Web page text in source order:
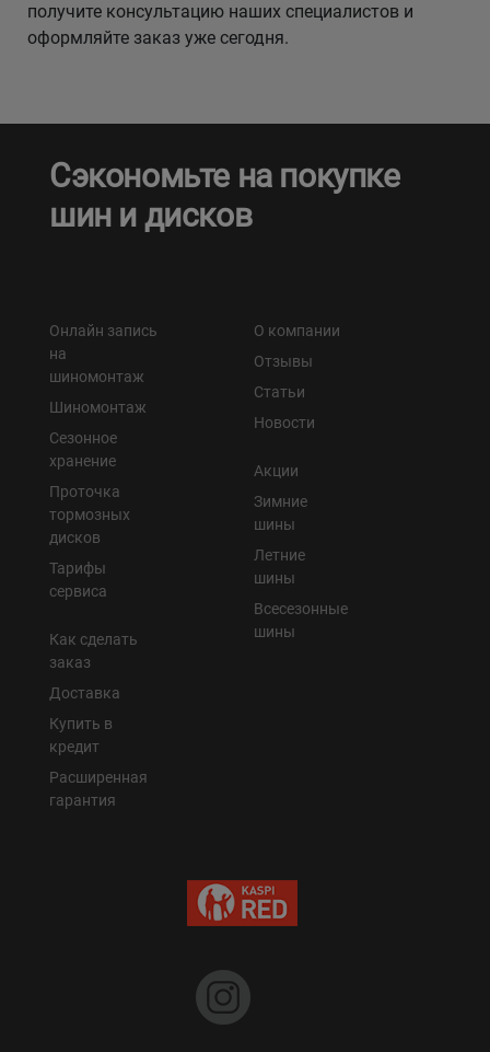
получите консультацию наших специалистов и
оформляйте заказ уже сегодня.
Сэкономьте на покупке
шин и дисков
Онлайн запись
на
шиномонтаж
Шиномонтаж
Сезонное
хранение
Проточка
тормозных
дисков
Тарифы
сервиса
Как сделать
заказ
Доставка
Купить в
кредит
Расширенная
гарантия
О компании
Отзывы
Статьи
Новости
Акции
Зимние
шины
Летние
шины
Всесезонные
шины